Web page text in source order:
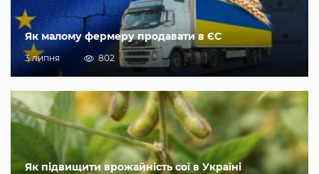
Як малому фермеру продавати в ЄС
3 липня 802
Як підвищити врожайність сої в Україні